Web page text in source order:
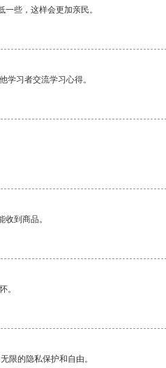
些，这样会更加亲民。
学习者交流学习心得。
到商品。
。
限的隐私保护和自由。